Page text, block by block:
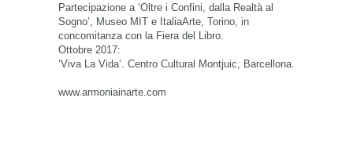
Partecipazione a ‘Oltre i Confini, dalla Realtà al
Sogno’, Museo MIT e ItaliaArte, Torino, in
concomitanza con la Fiera del Libro.
Ottobre 2017:
‘Viva La Vida’. Centro Cultural Montjuic, Barcellona.
www.armoniainarte.com